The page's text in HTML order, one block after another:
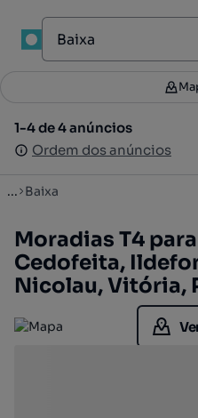
1-4 de 4 anúncios
Ordem dos anúncios
1-4 de 4 anúncios
Ordem dos anúncios
... Baixa
Moradias T4
Cedofeita,
Nicolau, Vitória,